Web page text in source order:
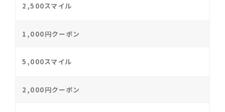
2,500スマイル
1,000円クーポン
5,000スマイル
2,000円クーポン